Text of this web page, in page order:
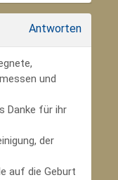
Antworten
und
Danke für ihr
der
auf die Geburt